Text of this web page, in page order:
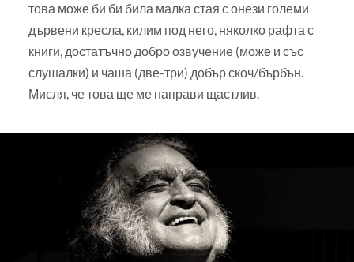
това може би би била малка стая с онези големи
дървени кресла, килим под него, няколко рафта с
книги, достатъчно добро озвучение (може и със
слушалки) и чаша (две-три) добър скоч/бърбън.
Мисля, че това ще ме направи щастлив.